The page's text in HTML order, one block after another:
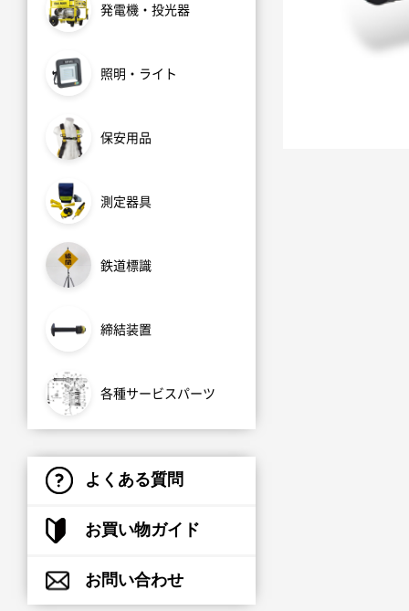
発電機・投光器
照明・ライト
保安用品
測定器具
鉄道標識
締結装置
各種サービスパーツ
よくある質問
お買い物ガイド
お問い合わせ